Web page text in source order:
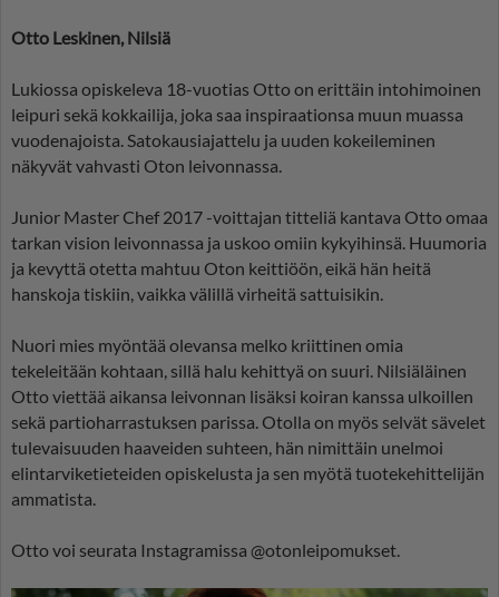
Otto Leskinen, Nilsiä
Lukiossa opiskeleva 18-vuotias Otto on erittäin intohimoinen
leipuri sekä kokkailija, joka saa inspiraationsa muun muassa
vuodenajoista. Satokausiajattelu ja uuden kokeileminen
näkyvät vahvasti Oton leivonnassa.
Junior Master Chef 2017 -voittajan titteliä kantava Otto omaa
tarkan vision leivonnassa ja uskoo omiin kykyihinsä. Huumoria
ja kevyttä otetta mahtuu Oton keittiöön, eikä hän heitä
hanskoja tiskiin, vaikka välillä virheitä sattuisikin.
Nuori mies myöntää olevansa melko kriittinen omia
tekeleitään kohtaan, sillä halu kehittyä on suuri. Nilsiäläinen
Otto viettää aikansa leivonnan lisäksi koiran kanssa ulkoillen
sekä partioharrastuksen parissa. Otolla on myös selvät sävelet
tulevaisuuden haaveiden suhteen, hän nimittäin unelmoi
elintarviketieteiden opiskelusta ja sen myötä tuotekehittelijän
ammatista.
Otto voi seurata Instagramissa @otonleipomukset.